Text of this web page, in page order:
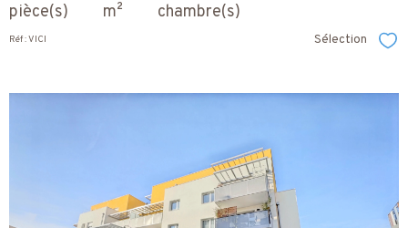
pièce(s) m² chambre(s)
Réf : VICI Sélection
voir le